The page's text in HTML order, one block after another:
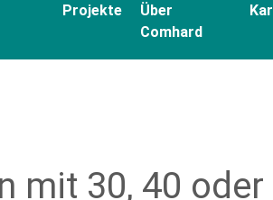
Projekte
Über
Comhard
mit 30, 40